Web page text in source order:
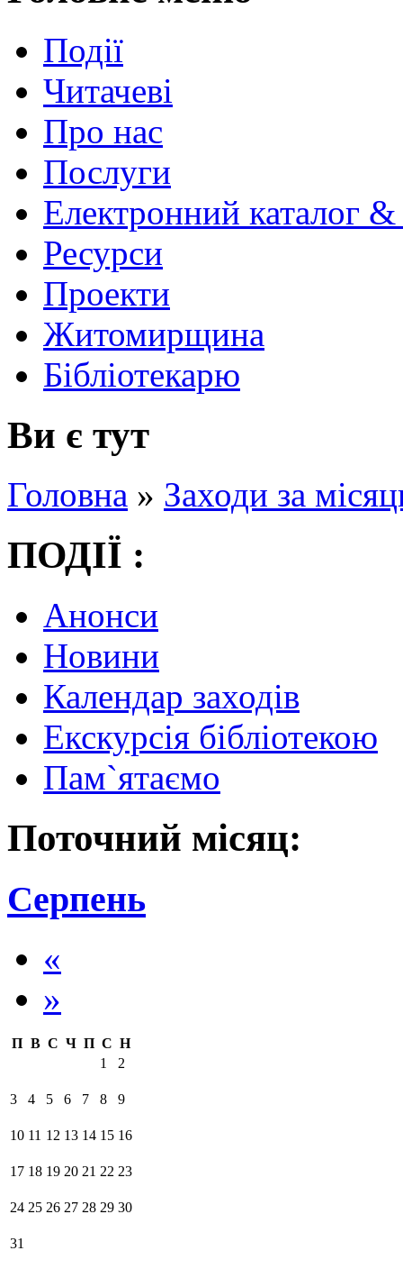
Події
Читачеві
Про нас
Послуги
Електронний каталог
Ресурси
Проекти
Житомирщина
Бібліотекарю
Ви є тут
Головна » Заходи за
ПОДІЇ :
Анонси
Новини
Календар заходів
Екскурсія бібліотекою
Пам`ятаємо
Поточний місяц:
Серпень
«
»
П В С Ч П С Н
1
2
3 4 5 6 7 8 9
10 11 12 13 14 15 16
17 18 19 20 21 22 23
24 25 26 27 28 29 30
31